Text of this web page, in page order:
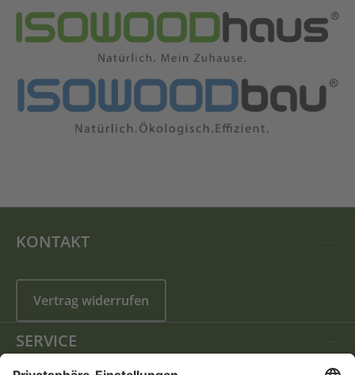
KONTAKT
Vertrag widerrufen
SERVICE